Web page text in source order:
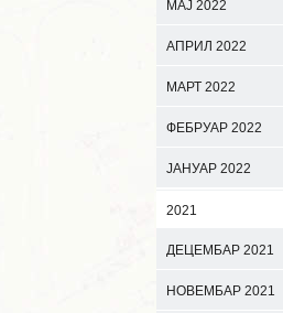
МАЈ 2022
АПРИЛ 2022
МАРТ 2022
ФЕБРУАР 2022
ЈАНУАР 2022
2021
ДЕЦЕМБАР 2021
НОВЕМБАР 2021